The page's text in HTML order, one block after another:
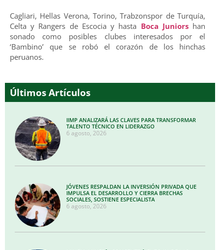
Cagliari, Hellas Verona, Torino, Trabzonspor de Turquía,
Celta y Rangers de Escocia y hasta Boca Juniorshan
sonado como posibles clubes interesados por el
‘Bambino’ que se robó el corazón de los hinchas
peruanos.
Últimos Artículos
IIMP ANALIZARÁ LAS CLAVES PARA TRANSFORMAR
TALENTO TÉCNICO EN LIDERAZGO
6 agosto, 2026
JÓVENES RESPALDAN LA INVERSIÓN PRIVADA QUE
IMPULSA EL DESARROLLO Y CIERRA BRECHAS
SOCIALES, SOSTIENE ESPECIALISTA
6 agosto, 2026